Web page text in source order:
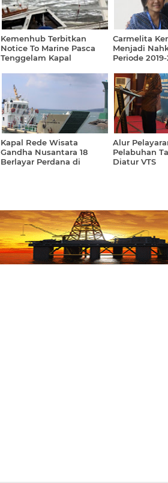
Kemenhub Terbitkan
Notice To Marine Pasca
Tenggelam Kapal
Carmelita
Menjadi
Periode
Kapal Rede Wisata
Gandha Nusantara 18
Berlayar Perdana di
Alur
Pelabuhan
Diatur VTS